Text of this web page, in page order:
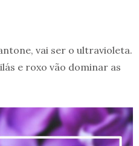
vai ser o ultravioleta.
e roxo vão dominar as